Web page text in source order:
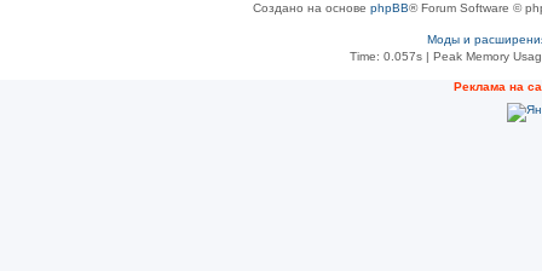
Создано на основе phpBB® Forum Software ©
Моды и
Time: 0.057s| Peak Memory
Рeклама на